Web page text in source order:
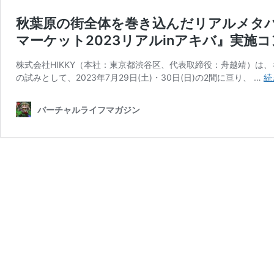
秋葉原の街全体を巻き込んだリアルメ
マーケット2023リアルinアキバ』実施
株式会社HIKKY（本社：東京都渋谷区、代表取締役：舟越靖）は
の試みとして、2023年7月29日(土)・30日(日)の2間に亘り、 … 続
バーチャルライフマガジン